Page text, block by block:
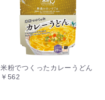
米粉でつくったカレーうどん
￥562